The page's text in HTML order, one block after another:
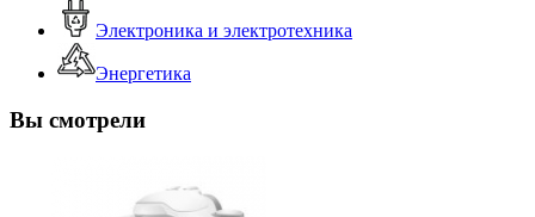
Электроника и электротехника
Энергетика
Вы смотрели